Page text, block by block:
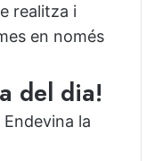
realitza i
en només
del dia!
la